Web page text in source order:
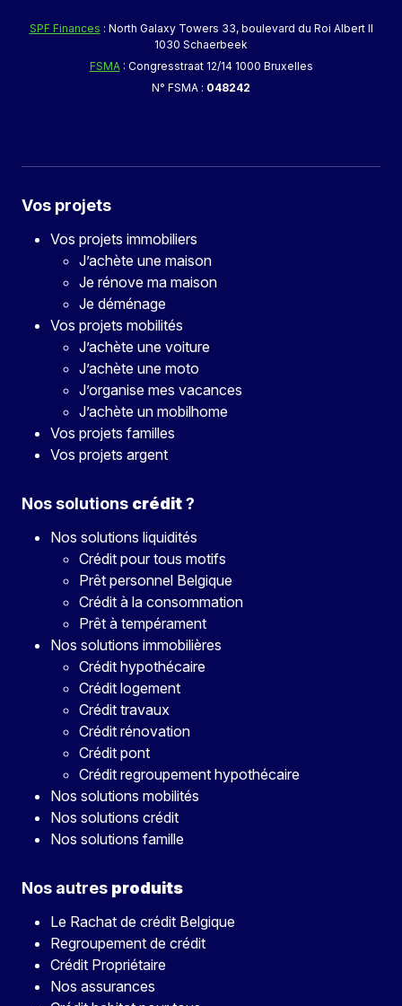
SPF Finances : North Galaxy Towers 33, boulevard du Roi Albert II
1030 Schaerbeek
FSMA: Congresstraat 12/14 1000 Bruxelles
N° FSMA : 048242
Vos projets
Vos projets immobiliers
J’achète une maison
Je rénove ma maison
Je déménage
Vos projets mobilités
J’achète une voiture
J’achète une moto
J’organise mes vacances
J’achète un mobilhome
Vos projets familles
Vos projets argent
Nos solutions crédit?
Nos solutions liquidités
Crédit pour tous motifs
Prêt personnel Belgique
Crédit à la consommation
Prêt à tempérament
Nos solutions immobilières
Crédit hypothécaire
Crédit logement
Crédit travaux
Crédit rénovation
Crédit pont
Crédit regroupement hypothécaire
Nos solutions mobilités
Nos solutions crédit
Nos solutions famille
Nos autres produits
Le Rachat de crédit Belgique
Regroupement de crédit
Crédit Propriétaire
Nos assurances